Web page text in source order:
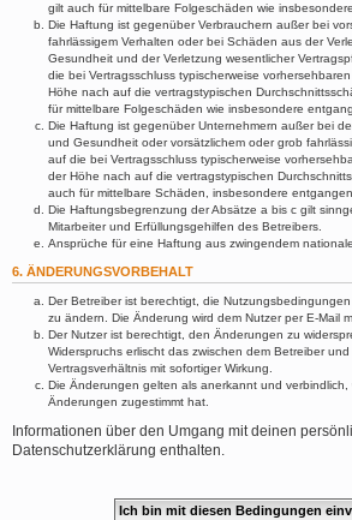
gilt auch für mittelbare Folgeschäden wie
Die Haftung ist gegenüber Verbrauchern außer bei
fahrlässigem Verhalten oder bei Schäden aus der
Gesundheit und der Verletzung wesentlicher
die bei Vertragsschluss typischerweise
Höhe nach auf die vertragstypischen
für mittelbare Folgeschäden wie insbesondere
Die Haftung ist gegenüber Unternehmern außer bei
und Gesundheit oder vorsätzlichem oder grob
auf die bei Vertragsschluss typischerweise
der Höhe nach auf die vertragstypischen
auch für mittelbare Schäden, insbesondere
Die Haftungsbegrenzung der Absätze a bis c gilt
Mitarbeiter und Erfüllungsgehilfen des Betreibers.
Ansprüche für eine Haftung aus zwingendem
6. ÄNDERUNGSVORBEHALT
Der Betreiber ist berechtigt, die
zu ändern. Die Änderung wird dem Nutzer per E-Mail
Der Nutzer ist berechtigt, den Änderungen zu
Widerspruchs erlischt das zwischen dem Betreiber
Vertragsverhältnis mit sofortiger Wirkung.
Die Änderungen gelten als anerkannt und verbindlich,
Änderungen zugestimmt hat.
Informationen über den Umgang mit deinen
Datenschutzerklärung enthalten.